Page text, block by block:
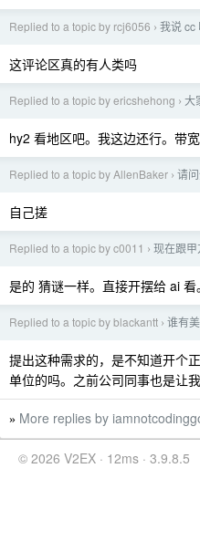
Replied to a topic by rcj6056 › 我说 cc
这评论区真的有人类吗
Replied to a topic by ericshehong › 大
hy2 看地区吧。我这边还行。带宽
Replied to a topic by AllenBaker › 请
自己搓
Replied to a topic by c0011 › 现在跟
是的 猜谜一样。直接开摆给 ai 看。
Replied to a topic by blackantt › 谁有
提出这种需求的，是不知道开个
单位的吗。之前公司同事也是让
» More replies by
© 2026 V2EX · 12ms · 3.9.8.5